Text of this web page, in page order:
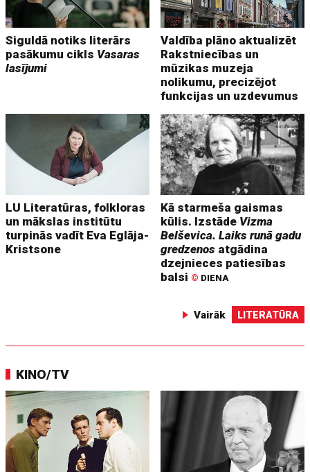
Siguldā notiks literārs
pasākumu cikls Vasaras
lasījumi
Valdība plāno aktualizēt
Rakstniecības un
mūzikas muzeja
nolikumu, precizējot
funkcijas un uzdevumus
LU Literatūras, folkloras
un mākslas institūtu
turpinās vadīt Eva Eglāja-
Kristsone
Kā starmeša gaismas
kūlis. Izstāde Vizma
Belševica. Laiks runā gadu
gredzenos atgādina
dzejnieces patiesības
balsi © DIENA
Vairāk LITERATŪRA
KINO/TV